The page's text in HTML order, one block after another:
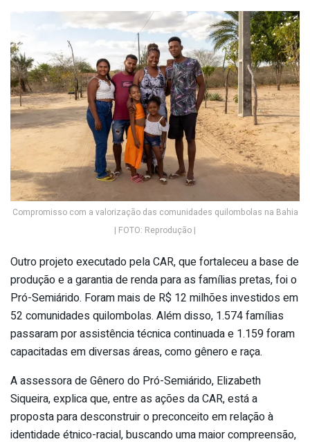
Compromisso com a valorização das comunidades quilombolas na Bahia
| FOTO: Reprodução |
Outro projeto executado pela CAR, que fortaleceu a base de
produção e a garantia de renda para as famílias pretas, foi o
Pró-Semiárido. Foram mais de R$ 12 milhões investidos em
52 comunidades quilombolas. Além disso, 1.574 famílias
passaram por assistência técnica continuada e 1.159 foram
capacitadas em diversas áreas, como gênero e raça.
A assessora de Gênero do Pró-Semiárido, Elizabeth
Siqueira, explica que, entre as ações da CAR, está a
proposta para desconstruir o preconceito em relação à
identidade étnico-racial, buscando uma maior compreensão,